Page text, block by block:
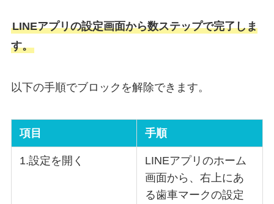
LINEアプリの設定画面から数ステップで完了しま
す。
以下の手順でブロックを解除できます。
項目 手順
1.設定を開く
LINEアプリのホーム
画面から、右上にあ
る歯車マークの設定